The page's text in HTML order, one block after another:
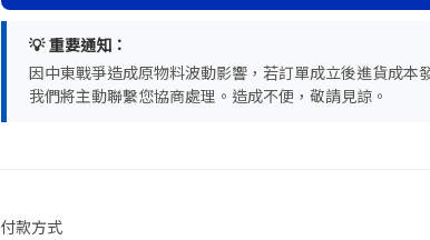
💡 重要通知：
因中東戰爭造成原物料波動影響，若訂單成立後進貨成本
我們將主動聯繫您協商處理。造成不便，敬請見諒。
付款方式